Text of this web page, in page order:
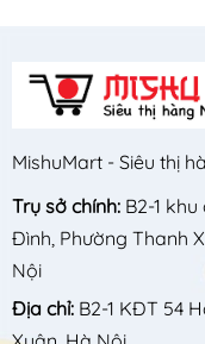
MishuMart - Siêu thị
Trụ sở chính: B2-1
Đình, Phường Thanh
Nội
Địa chỉ: B2-1 KĐT 54